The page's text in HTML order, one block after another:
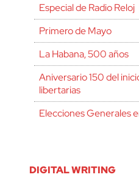
Especial de Radio
Primero de Mayo
La Habana, 500 años
Aniversario 150 del
libertarias
Elecciones Generales
DIGITAL WRITING